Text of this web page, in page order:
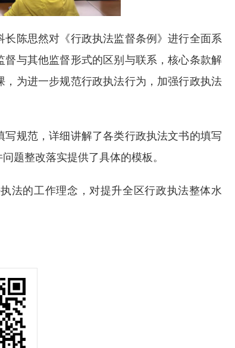
陈思然对《行政执法监督条例》进行全面系
与其他监督形式的区别与联系，核心条款解
为进一步规范行政执法行为，加强行政执法
规范，详细讲解了各类行政执法文书的填写
题整改落实提供了具体的模板。
的工作理念，对提升全区行政执法整体水